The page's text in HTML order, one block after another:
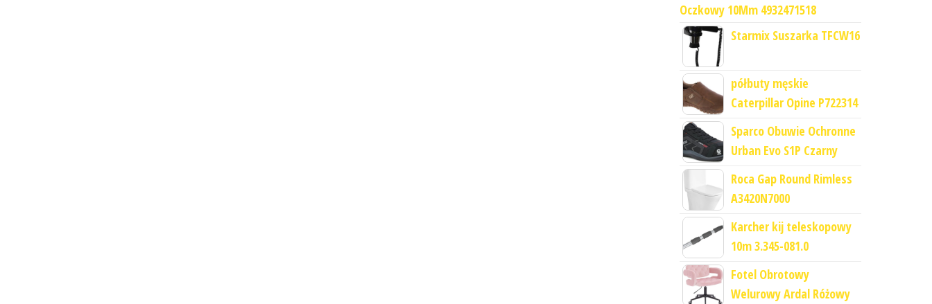
Oczkowy 10Mm 4932471518
Starmix Suszarka TFCW16
półbuty męskie
Caterpillar Opine P722314
Sparco Obuwie Ochronne
Urban Evo S1P Czarny
Roca Gap Round Rimless
A3420N7000
Karcher kij teleskopowy
10m 3.345-081.0
Fotel Obrotowy
Welurowy Ardal Różowy